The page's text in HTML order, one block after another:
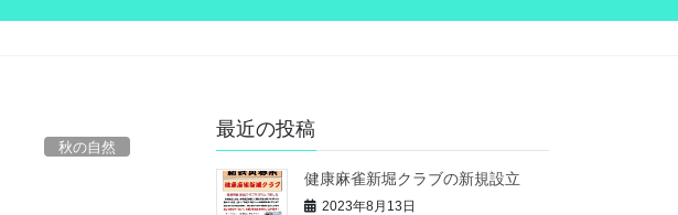
秋の自然
最近の投稿
健康麻雀新堀クラブの新規設立
2023年8月13日